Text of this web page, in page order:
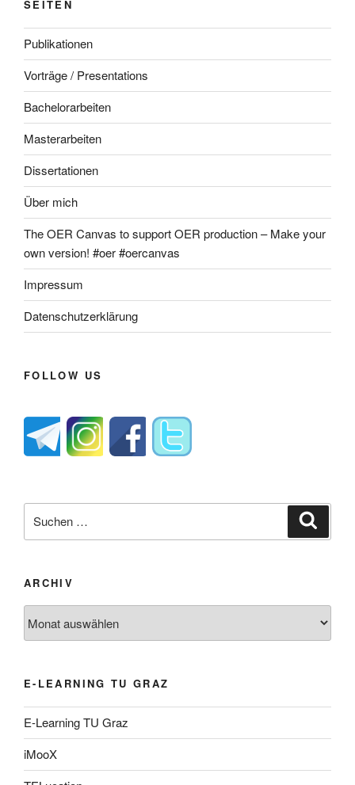
SEITEN
Publikationen
Vorträge / Presentations
Bachelorarbeiten
Masterarbeiten
Dissertationen
Über mich
The OER Canvas to support OER production – Make your
own version! #oer #oercanvas
Impressum
Datenschutzerklärung
FOLLOW US
nach:
ARCHIV
E-LEARNING TU GRAZ
E-Learning TU Graz
iMooX